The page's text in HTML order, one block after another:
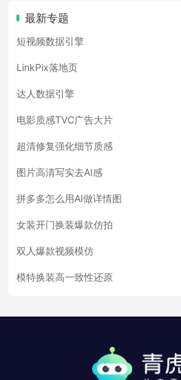
最新专题
短视频数据引擎
LinkPix落地页
达人数据引擎
电影质感TVC广告大片
超清修复强化细节质感
图片高清写实去AI感
拼多多怎么用AI做详情图
女装开门换装爆款仿拍
双人爆款视频模仿
模特换装高一致性还原